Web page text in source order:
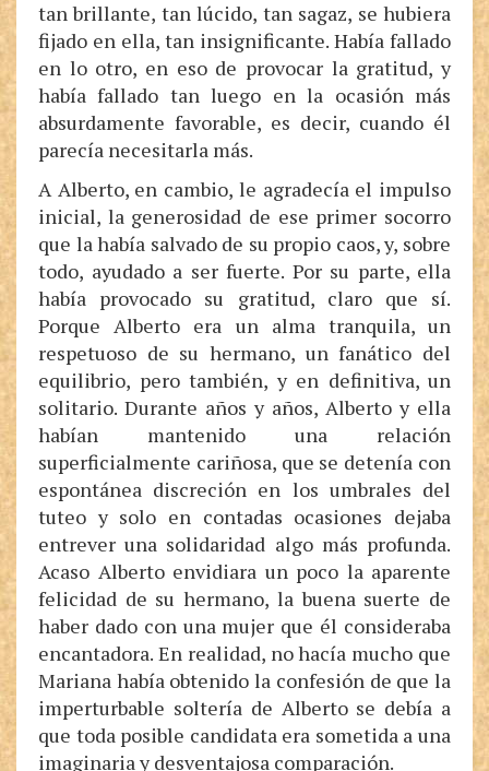
tan brillante, tan lúcido, tan sagaz, se hubiera
fijado en ella, tan insignificante. Había fallado
en lo otro, en eso de provocar la gratitud, y
había fallado tan luego en la ocasión más
absurdamente favorable, es decir, cuando él
parecía necesitarla más.
A Alberto, en cambio, le agradecía el impulso
inicial, la generosidad de ese primer socorro
que la había salvado de su propio caos, y, sobre
todo, ayudado a ser fuerte. Por su parte, ella
había provocado su gratitud, claro que sí.
Porque Alberto era un alma tranquila, un
respetuoso de su hermano, un fanático del
equilibrio, pero también, y en definitiva, un
solitario. Durante años y años, Alberto y ella
habían mantenido una relación
superficialmente cariñosa, que se detenía con
espontánea discreción en los umbrales del
tuteo y solo en contadas ocasiones dejaba
entrever una solidaridad algo más profunda.
Acaso Alberto envidiara un poco la aparente
felicidad de su hermano, la buena suerte de
haber dado con una mujer que él consideraba
encantadora. En realidad, no hacía mucho que
Mariana había obtenido la confesión de que la
imperturbable soltería de Alberto se debía a
que toda posible candidata era sometida a una
imaginaria y desventajosa comparación.